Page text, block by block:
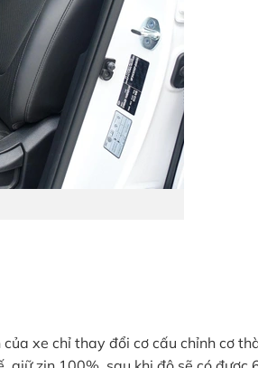
xe chỉ thay đổi cơ cấu chỉnh cơ